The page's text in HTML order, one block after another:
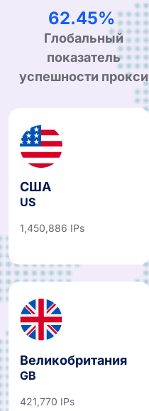
99.90%
Глобальный
показатель
успешности прокси
США
US
1,450,886 IPs
Великобритания
GB
421,770 IPs